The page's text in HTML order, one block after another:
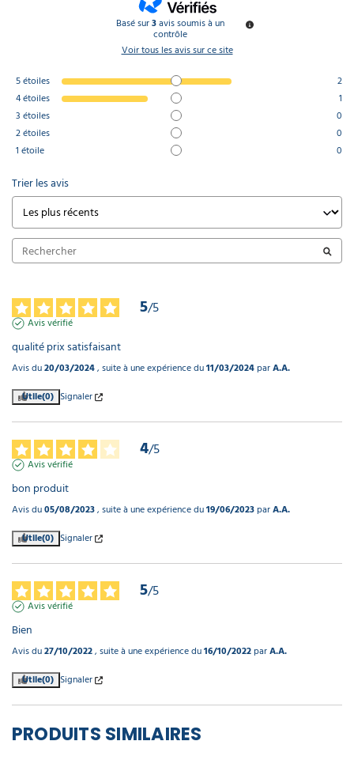
PRODUITS SIMILAIRES
Basé sur3avis soumis à un
contrôle
Voir tous les avis sur ce site
5étoiles
2
4étoiles
1
3 étoiles
0
2étoiles
0
1 étoile 0
Trier les avis
5/5
Avis vérifié
qualité prix satisfaisant
Avis du20/03/2024, suite à une expérience du11/03/2024parA.A.
Utile(0) Signaler
4/5
Avis vérifié
bon produit
Avis du05/08/2023, suite à une expérience du19/06/2023parA.A.
Utile(0) Signaler
5/5
Avis vérifié
Bien
Avis du27/10/2022, suite à une expérience du16/10/2022parA.A.
Utile(0) Signaler